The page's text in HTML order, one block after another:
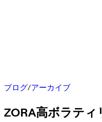
ブログ/アーカイブ
ZORA高ボラティ